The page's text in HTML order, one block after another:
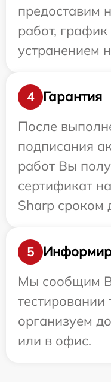
предоставим
работ,
устранением
4
Гарантия
После
подписания
работ Вы
сертификат
Sharp сроком
5
Мы сообщим
организуем
или в офис.